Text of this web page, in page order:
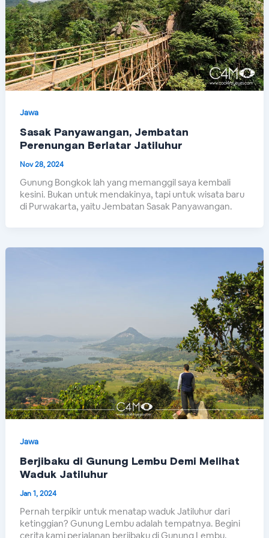
Jawa
Sasak Panyawangan, Jembatan
Perenungan Berlatar Jatiluhur
Nov 28, 2024
Gunung Bongkok lah yang memanggil saya kembali
kesini. Bukan untuk mendakinya, tapi untuk wisata baru
di Purwakarta, yaitu Jembatan Sasak Panyawangan.
Jawa
Berjibaku di Gunung Lembu Demi Melihat
Waduk Jatiluhur
Jan 1, 2024
Pernah terpikir untuk menatap waduk Jatiluhur dari
ketinggian? Gunung Lembu adalah tempatnya. Begini
cerita kami perjalanan berjibaku di Gunung Lembu.